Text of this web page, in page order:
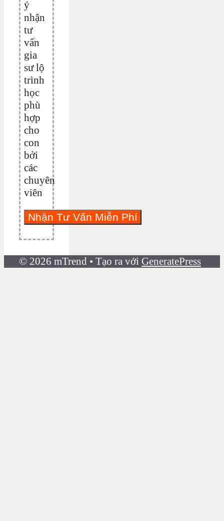
ý
nhận
tư
vấn
gia
sư lộ
trình
học
phù
hợp
cho
con
bởi
các
chuyên
viên
© 2026 mTrend • Tạo ra với GeneratePress